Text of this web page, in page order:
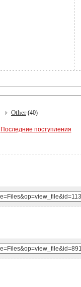
Other(40)
Последние поступления